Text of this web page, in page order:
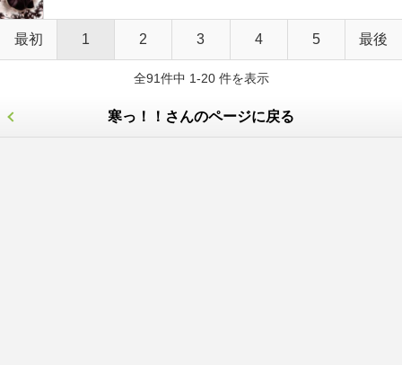
最初 1 2 3 4 5 最後
全91件中 1-20 件を表示
寒っ！！さんのページに戻る